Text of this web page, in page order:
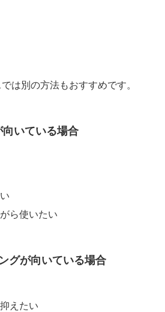
は別の方法もおすすめです。
いている場合
ら使いたい
グが向いている場合
えたい